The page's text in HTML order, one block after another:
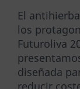
El
los
Futuroliva
diseñada
reducir